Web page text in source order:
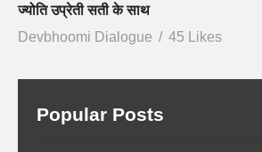
ज्योति उप्रेती सती के साथ
Devbhoomi Dialogue
45 Likes
Popular Posts